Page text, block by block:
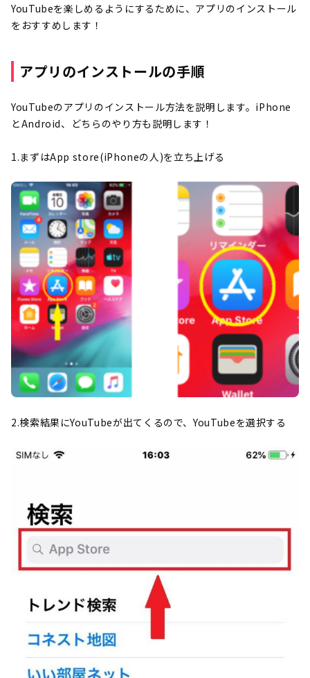
YouTubeを楽しめるようにするために、アプリのインストール
をおすすめします！
アプリのインストールの手順
YouTubeのアプリのインストール方法を説明します。iPhone
とAndroid、どちらのやり方も説明します！
1.まずはApp store(iPhoneの人)を立ち上げる
2.検索結果にYouTubeが出てくるので、YouTubeを選択する